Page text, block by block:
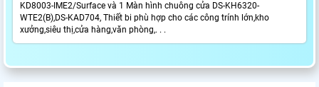
KD8003-IME2/Surface và 1 Màn hình chuông cửa DS-KH6320-
WTE2(B),DS-KAD704, Thiết bi phù hợp cho các công trính lớn,kho
xưởng,siêu thị,cửa hàng,văn phòng,. . .